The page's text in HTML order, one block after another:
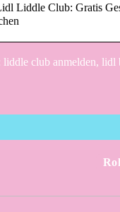
Liddle Club: Gratis
club anmelden, lidl